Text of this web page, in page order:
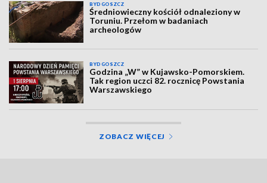
BYDGOSZCZ
Średniowieczny kościół odnaleziony w
Toruniu. Przełom w badaniach
archeologów
BYDGOSZCZ
Godzina „W” w Kujawsko-Pomorskiem.
Tak region uczci 82. rocznicę Powstania
Warszawskiego
ZOBACZ WIĘCEJ